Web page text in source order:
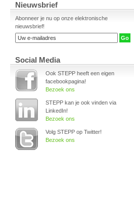
Nieuwsbrief
Abonneer je nu op onze elektronische
nieuwsbrief!
Social Media
Ook STEPP heeft een eigen
facebookpagina!
Bezoek ons
STEPP kan je ook vinden via
LinkedIn!
Bezoek ons
Volg STEPP op Twitter!
Bezoek ons